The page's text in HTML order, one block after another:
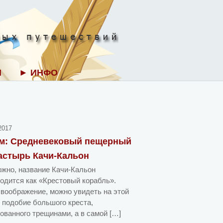
► ИНФО
Средневековый пещерный
Качи-Кальон
название Качи-Кальон
как «Крестовый корабль».
можно увидеть на этой
подобие большого креста,
трещинами, а в самой […]